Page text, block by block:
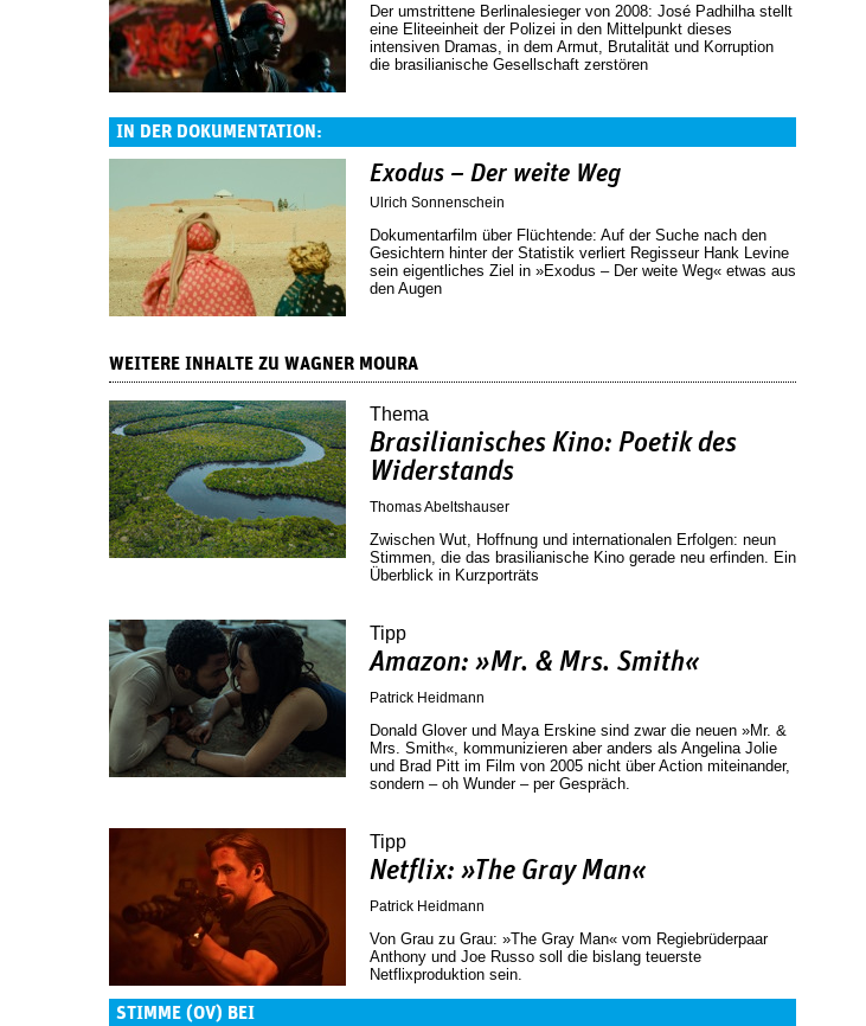
Der umstrittene Berlinalesieger von 2008: José Padhilha stellt
eine Eliteeinheit der Polizei in den Mittelpunkt dieses
intensiven Dramas, in dem Armut, Brutalität und Korruption
die brasilianische Gesellschaft zerstören
IN DER DOKUMENTATION:
Exodus – Der weite Weg
Ulrich Sonnenschein
Dokumentarfilm über Flüchtende: Auf der Suche nach den
Gesichtern hinter der Statistik verliert Regisseur Hank Levine
sein eigentliches Ziel in »Exodus – Der weite Weg« etwas aus
den Augen
WEITERE INHALTE ZU WAGNER MOURA
Thema
Brasilianisches Kino: Poetik des
Widerstands
Thomas Abeltshauser
Zwischen Wut, Hoffnung und internationalen Erfolgen: neun
Stimmen, die das brasilianische Kino gerade neu erfinden. Ein
Überblick in Kurzporträts
Tipp
Amazon: »Mr. & Mrs. Smith«
Patrick Heidmann
Donald Glover und Maya Erskine sind zwar die neuen »Mr. &
Mrs. Smith«, kommunizieren aber anders als Angelina Jolie
und Brad Pitt im Film von 2005 nicht über Action miteinander,
sondern – oh Wunder – per Gespräch.
Tipp
Netflix: »The Gray Man«
Patrick Heidmann
Von Grau zu Grau: »The Gray Man« vom Regiebrüderpaar
Anthony und Joe Russo soll die bislang teuerste
Netflixproduktion sein.
STIMME (OV) BEI